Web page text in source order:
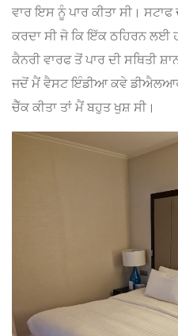
ਵਾਰ ਇਸ ਨੂੰ ਪਾਰ ਕੀਤਾ ਸੀ।
ਕਰਦਾ ਸੀ ਜੋ ਕਿ ਇੱਕ ਠਹਿਰਨ ਲਈ
ਕੈਨਰੀ ਵਾਰਫ ਤੋਂ ਪਾਰ ਦੀ ਸਥਿਤੀ
ਜਦੋਂ ਮੈਂ ਵੈਸਟ ਇੰਡੀਆ ਕਵੇ
ਚੈੱਕ ਕੀਤਾ ਤਾਂ ਮੈਂ ਬਹੁਤ ਖੁਸ਼ ਸੀ।